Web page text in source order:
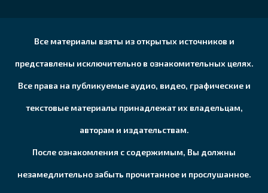
Все материалы взяты из открытых источников и
представлены исключительно в ознакомительных целях.
Все права на публикуемые аудио, видео, графические и
текстовые материалы принадлежат их владельцам,
авторам и издательствам.
После ознакомления с содержимым, Вы должны
незамедлительно забыть прочитанное и прослушанное.